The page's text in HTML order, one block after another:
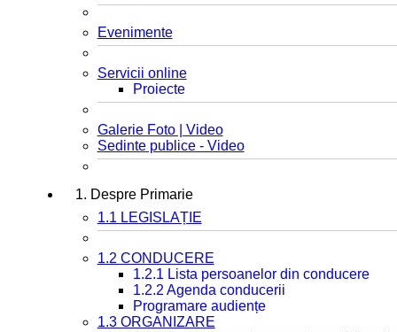
Evenimente
Servicii online
Proiecte
Galerie Foto | Video
Sedinte publice - Video
1. Despre Primarie
1.1 LEGISLAȚIE
1.2 CONDUCERE
1.2.1 Lista persoanelor din conducere
1.2.2 Agenda conducerii
Programare audiențe
1.3 ORGANIZARE